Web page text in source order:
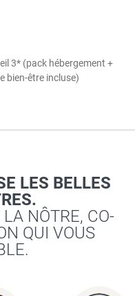
3* (pack hébergement +
bien-être incluse)
LES BELLES
NÔTRE, CO-
QUI VOUS